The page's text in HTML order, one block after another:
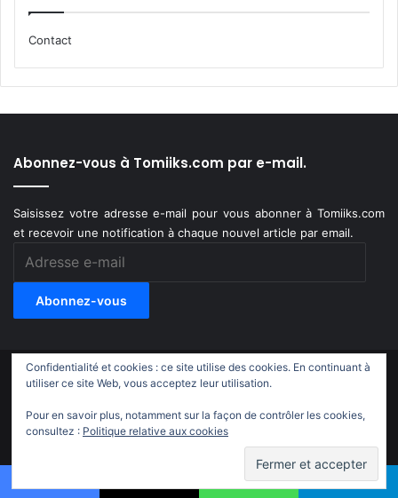
Contact
Abonnez-vous à Tomiiks.com par e-mail.
Saisissez votre adresse e-mail pour vous abonner à Tomiiks.com
et recevoir une notification à chaque nouvel article par email.
Abonnez-vous
© Copyright 2011-2018, All Rights Reserved |
X YouTubeInstagram
TwitchTikTok
Confidentialité et cookies : ce site utilise des cookies. En continuant à
utiliser ce site Web, vous acceptez leur utilisation.
Pour en savoir plus, notamment sur la façon de contrôler les cookies,
consultez : Politique relative aux cookies